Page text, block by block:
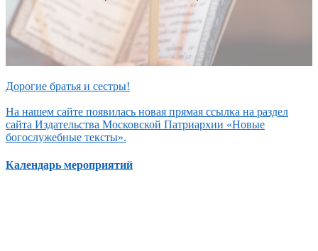
Дорогие братья и сестры!
На нашем сайте появилась новая прямая ссылка на раздел
сайта Издательства Московской Патриархии «Новые
богослужебные тексты».
Календарь мероприятий